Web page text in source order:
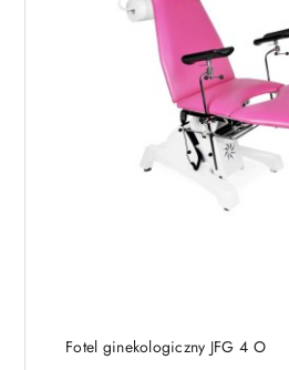
Fotel ginekologiczny JFG 4 O
DO KOSZYKA